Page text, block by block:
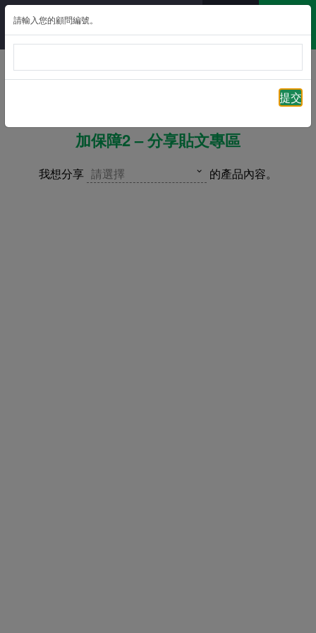
返回
加保障2 – 分享貼文專區
我想分享 請選擇 的產品內容。
請輸入您的顧問編號。
提交